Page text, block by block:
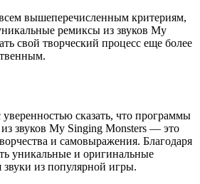
вышеперечисленным критериям,
ремиксы из звуков My
свой творческий процесс еще более
сказать, что программы
звуков My Singing Monsters — это
и самовыражения. Благодаря
уникальные и оригинальные
из популярной игры.